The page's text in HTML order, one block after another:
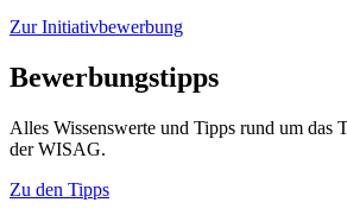
Zur Initiativbewerbung
Bewerbungstipps
Alles Wissenswerte und Tipps rund um das
der WISAG.
Zu den Tipps